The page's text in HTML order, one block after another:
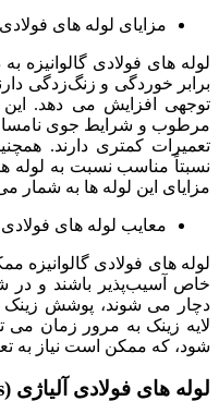
مزایای لوله های فولادی
لوله ‌های فولادی گالوانیزه
برابر خوردگی و زنگ‌زدگی
توجهی افزایش می ‌دهد. این
مرطوب و شرایط جوی
تعمیرات کمتری دارند.
نسبتاً مناسب نسبت به لوله‌
مزایای این لوله‌ ها به شمار
معایب لوله های فولادی
لوله‌ های فولادی گالوانیزه
خاص آسیب‌پذیر باشند و در
دچار می ‌شوند، پوشش زینک
لایه زینک به مرور زمان
شود، که ممکن است نیاز به
لوله ‌های فولادی آلیاژی (Alloy Steel Pipes)